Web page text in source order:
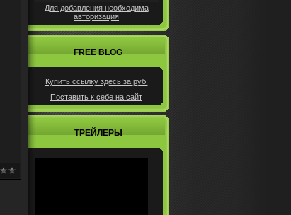
Для добавления необходима
авторизация
FREE BLOG
Купить ссылку здесь за руб.
Поставить к себе на сайт
ТРЕЙЛЕРЫ